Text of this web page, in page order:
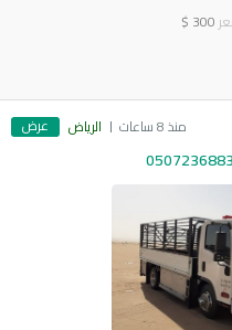
300
$
منذ 8 ساعات الرياض عرض